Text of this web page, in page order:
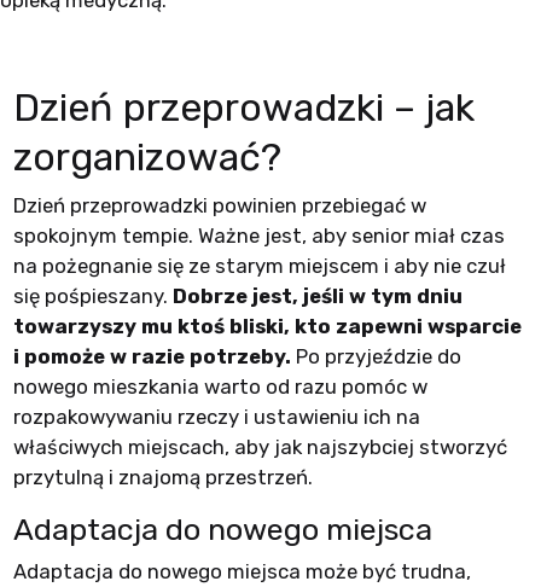
Dzień przeprowadzki – jak
zorganizować?
Dzień przeprowadzki powinien przebiegać w
spokojnym tempie. Ważne jest, aby senior miał czas
na pożegnanie się ze starym miejscem i aby nie czuł
się pośpieszany. Dobrze jest, jeśli w tym dniu
towarzyszy mu ktoś bliski, kto zapewni wsparcie
i pomoże w razie potrzeby. Po przyjeździe do
nowego mieszkania warto od razu pomóc w
rozpakowywaniu rzeczy i ustawieniu ich na
właściwych miejscach, aby jak najszybciej stworzyć
przytulną i znajomą przestrzeń.
Adaptacja do nowego miejsca
Adaptacja do nowego miejsca może być trudna,